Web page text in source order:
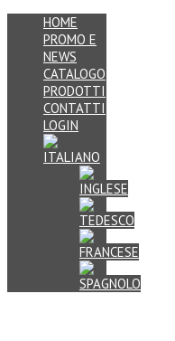
HOME
PROMO E
NEWS
CATALOGO
PRODOTTI
CONTATTI
LOGIN